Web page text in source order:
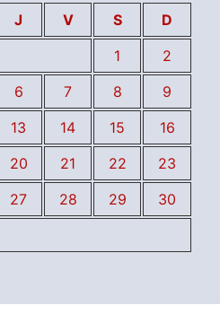
J V S
D
1
2
6 7 8
9
13 14 15
16
20 21 22
23
27 28 29
30